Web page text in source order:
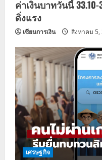
ค่าเงินบาทวันนี้
ดิ่งแรง
เซียนการเงิน สิงหาคม 5,
เศรษฐกิจ